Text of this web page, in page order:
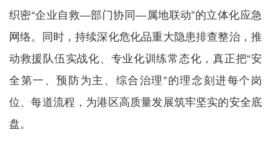
织密“企业自救—部门协同—属地联动”的立体化应急
网络。同时，持续深化危化品重大隐患排查整治，推
动救援队伍实战化、专业化训练常态化，真正把“安
全第一、预防为主、综合治理”的理念刻进每个岗
位、每道流程，为港区高质量发展筑牢坚实的安全底
盘。